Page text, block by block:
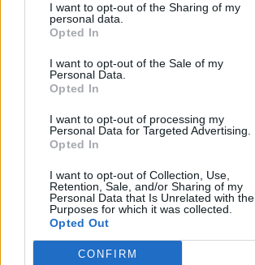
I want to opt-out of the Sharing of my
personal data.
Opted In
I want to opt-out of the Sale of my
Personal Data.
Opted In
I want to opt-out of processing my
Personal Data for Targeted Advertising.
Opted In
I want to opt-out of Collection, Use,
Retention, Sale, and/or Sharing of my
Personal Data that Is Unrelated with the
Purposes for which it was collected.
Opted Out
CONFIRM